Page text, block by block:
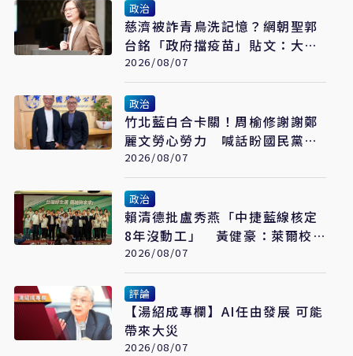
政治
慈濟被詐青鳥洗記憶？網朝聖郭
台銘「政府擋疫苗」貼文：大小
姐說不要買
2026/08/07
政治
竹北藍白合卡關！周榆修謝謝鄭
麗文勞心勞力 喊話盼國民黨說
到做到
2026/08/07
政治
賴清德批盧秀燕「中捷藍線核定
8年沒動工」 黃健豪：萊爾校
長開口就說謊
2026/08/07
評論
【湯紹成專欄】AI任由發展 可能
帶來大災
2026/08/07